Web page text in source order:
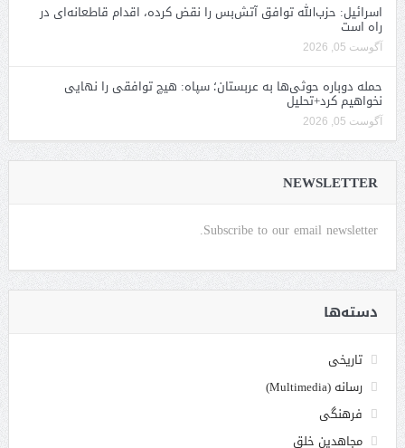
اسرائیل: حزب‌الله توافق آتش‌بس را نقض کرده، اقدام قاطعانه‌ای در
راه است
آگوست 05, 2026
حمله دوباره حوثی‌ها به عربستان؛ سپاه: هیچ توافقی را نهایی
نخواهیم کرد+تحلیل
آگوست 05, 2026
NEWSLETTER
Subscribe to our email newsletter.
دسته‌ها
تاریخی
رسانه (Multimedia)
فرهنگی
مجاهدین خلق